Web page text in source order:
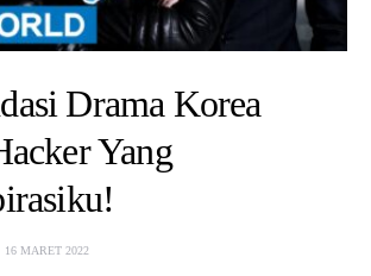
Drama Korea
Yang
16 MARET 2022